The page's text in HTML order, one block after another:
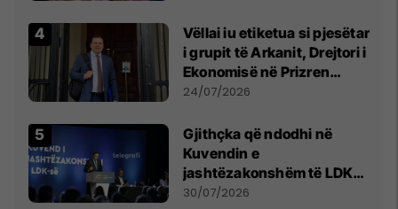
Vëllai iu etiketua si pjesëtar
i grupit të Arkanit, Drejtori i
Ekonomisë në Prizren
mohon pretendimet
24/07/2026
Gjithçka që ndodhi në
Kuvendin e
jashtëzakonshëm të LDK-
së
30/07/2026